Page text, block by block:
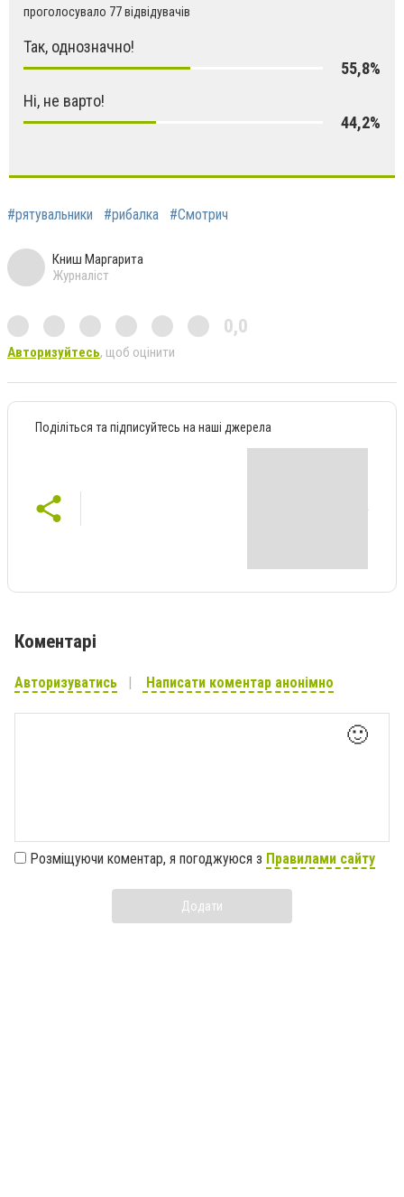
проголосувало 77 відвідувачів
Так, однозначно!
55,8%
Ні, не варто!
44,2%
#рятувальники #рибалка #Смотрич
Книш Маргарита
Журналіст
0,0
Авторизуйтесь, щоб оцінити
Поділіться та підписуйтесь на наші джерела
Коментарі
Авторизуватись Написати коментар анонімно
🙂
Розміщуючи коментар, я погоджуюся з Правилами сайту
Додати